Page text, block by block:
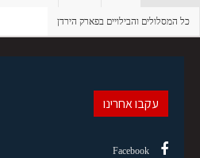
כל המסלולים והבילויים בפארק הירדן
עקבו אחרינו
Facebook